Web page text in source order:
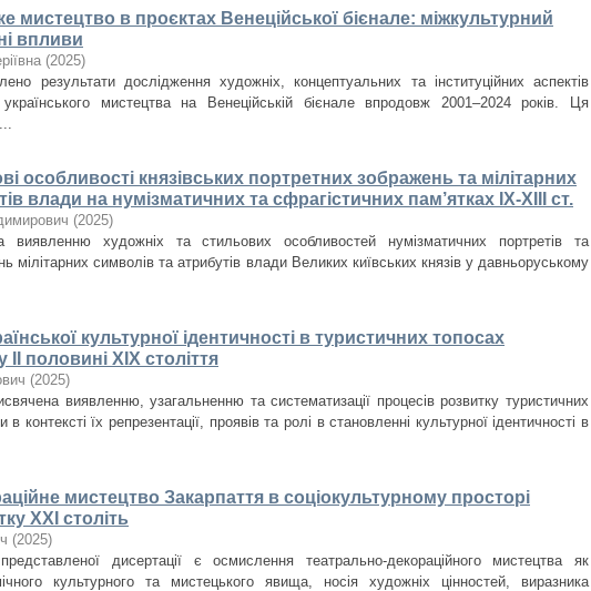
мистецтво в проєктах Венеційської бієнале: міжкультурний
впливи
(2025)
результати дослідження художніх, концептуальних та інституційних аспектів
українського мистецтва на Венеційській бієнале впродовж 2001–2024 років. Ця
особливості князівських портретних зображень та мілітарних
влади на нумізматичних та сфрагістичних пам’ятках ІХ-ХІІІ ст.
(2025)
виявленню художніх та стильових особливостей нумізматичних портретів та
мілітарних символів та атрибутів влади Великих київських князів у давньоруському
культурної ідентичності в туристичних топосах
половині XIX століття
(2025)
виявленню, узагальненню та систематизації процесів розвитку туристичних
контексті їх репрезентації, проявів та ролі в становленні культурної ідентичності в
мистецтво Закарпаття в соціокультурному просторі
ХХІ століть
(2025)
дисертації є осмислення театрально-декораційного мистецтва як
культурного та мистецького явища, носія художніх цінностей, виразника